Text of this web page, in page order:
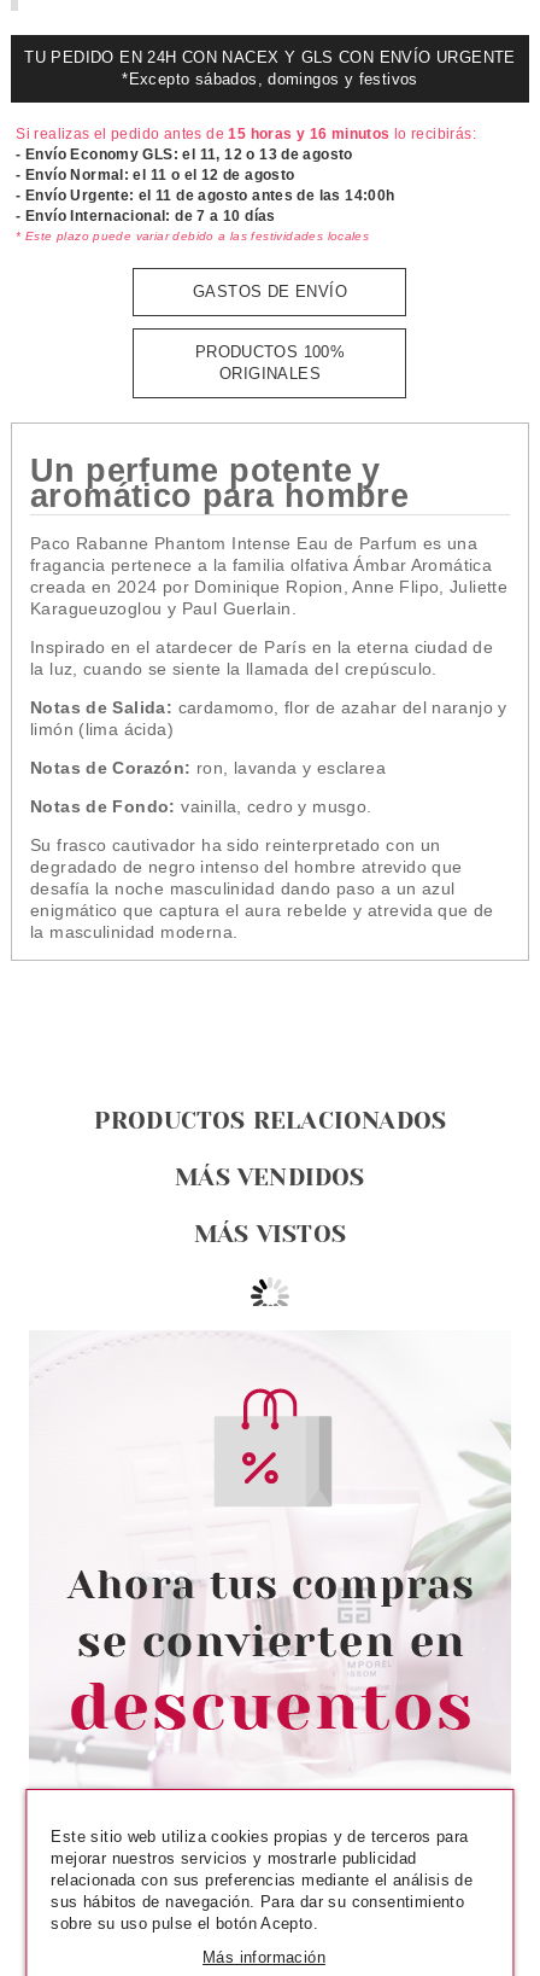
TU PEDIDO EN 24H CON NACEX Y GLS CON ENVÍO URGENTE
*Excepto sábados, domingos y festivos
Si realizas el pedido antes de15 horas y 16 minutos lo recibirás:
- Envío Economy GLS: el 11, 12 o 13 de agosto
- Envío Normal: el 11 o el 12 de agosto
- Envío Urgente: el11 de agosto antes de las 14:00h
- Envío Internacional: de 7 a 10 días
* Este plazo puede variar debido a las festividades locales
GASTOS DE ENVÍO
PRODUCTOS 100%
ORIGINALES
Un perfume potente y
aromático para hombre
Paco Rabanne Phantom Intense Eau de Parfum es una
fragancia pertenece a la familia olfativa Ámbar Aromática
creada en 2024 por Dominique Ropion, Anne Flipo, Juliette
Karagueuzoglou y Paul Guerlain.
Inspirado en el atardecer de París en la eterna ciudad de
la luz, cuando se siente la llamada del crepúsculo.
Notas de Salida: cardamomo, flor de azahar del naranjo y
limón (lima ácida)
Notas de Corazón: ron, lavanda y esclarea
Notas de Fondo: vainilla, cedro y musgo.
Su frasco cautivador ha sido reinterpretado con un
degradado de negro intenso del hombre atrevido que
desafía la noche masculinidad dando paso a un azul
enigmático que captura el aura rebelde y atrevida que de
la masculinidad moderna.
PRODUCTOS RELACIONADOS
MÁS VENDIDOS
MÁS VISTOS
PACO RABANNE
PACO RABANNE INVICTUS EDT
50 ML
Pvr 79.00€
-33%
desde
52.95€
Este sitio web utiliza cookies propias y de terceros para
mejorar nuestros servicios y mostrarle publicidad
relacionada con sus preferencias mediante el análisis de
sus hábitos de navegación. Para dar su consentimiento
sobre su uso pulse el botón Acepto.
Más información